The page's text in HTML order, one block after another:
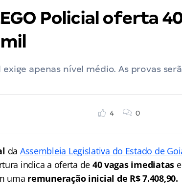
Policial oferta
exige apenas nível médio. As provas
4 0
da Assembleia Legislativa do Estado de
indica a oferta de 40 vagas imediatas
uma remuneração inicial de R$ 7.408,90.